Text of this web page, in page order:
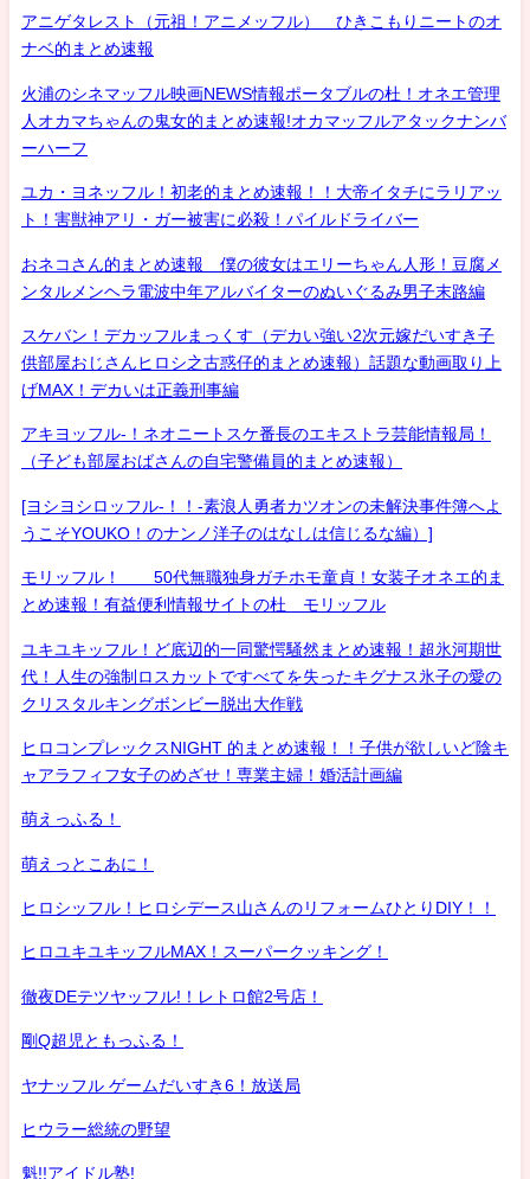
アニゲタレスト（元祖！アニメッフル） ひきこもりニートのオ
ナベ的まとめ速報
火浦のシネマッフル映画NEWS情報ポータブルの杜！オネエ管理
人オカマちゃんの鬼女的まとめ速報!オカマッフルアタックナンバ
ーハーフ
ユカ・ヨネッフル！初老的まとめ速報！！大帝イタチにラリアッ
ト！害獣神アリ・ガー被害に必殺！パイルドライバー
おネコさん的まとめ速報 僕の彼女はエリーちゃん人形！豆腐メ
ンタルメンヘラ電波中年アルバイターのぬいぐるみ男子末路編
スケバン！デカッフルまっくす（デカい強い2次元嫁だいすき子
供部屋おじさんヒロシ之古惑仔的まとめ速報）話題な動画取り上
げMAX！デカいは正義刑事編
アキヨッフル-！ネオニートスケ番長のエキストラ芸能情報局！
（子ども部屋おばさんの自宅警備員的まとめ速報）
[ヨシヨシロッフル-！！-素浪人勇者カツオンの未解決事件簿へよ
うこそYOUKO！のナンノ洋子のはなしは信じるな編）]
モリッフル！ 50代無職独身ガチホモ童貞！女装子オネエ的ま
とめ速報！有益便利情報サイトの杜 モリッフル
ユキユキッフル！ど底辺的一同驚愕騒然まとめ速報！超氷河期世
代！人生の強制ロスカットですべてを失ったキグナス氷子の愛の
クリスタルキングボンビー脱出大作戦
ヒロコンプレックスNIGHT 的まとめ速報！！子供が欲しいど陰キ
ャアラフィフ女子のめざせ！専業主婦！婚活計画編
萌えっふる！
萌えっとこあに！
ヒロシッフル！ヒロシデース山さんのリフォームひとりDIY！！
ヒロユキユキッフルMAX！スーパークッキング！
徹夜DEテツヤッフル!！レトロ館2号店！
剛Q超児ともっふる！
ヤナッフル ゲームだいすき6！放送局
ヒウラー総統の野望
魁!!アイドル塾!